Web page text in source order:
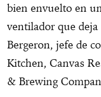
bien envuelto en
ventilador que
Bergeron, jefe de
Kitchen, Canvas
& Brewing